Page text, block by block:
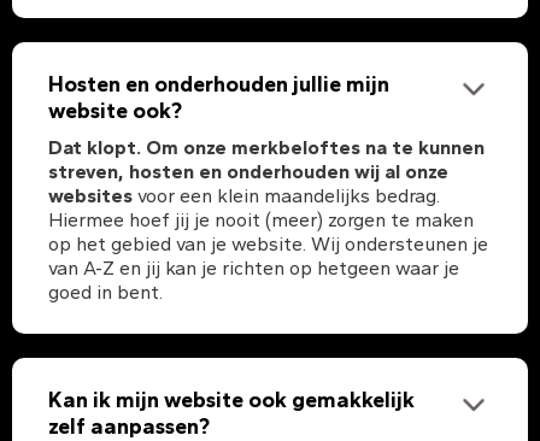
Hosten en onderhouden jullie mijn
website ook?
Dat klopt. Om onze merkbeloftes na te kunnen
streven, hosten en onderhouden wij al onze
websites voor een klein maandelijks bedrag.
Hiermee hoef jij je nooit (meer) zorgen te maken
op het gebied van je website. Wij ondersteunen je
van A-Z en jij kan je richten op hetgeen waar je
goed in bent.
Kan ik mijn website ook gemakkelijk
zelf aanpassen?